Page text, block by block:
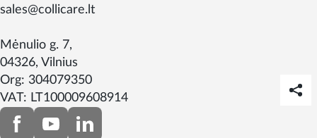
sales@collicare.lt
Mėnulio g. 7,
04326, Vilnius
Org: 304079350
VAT: LT100009608914